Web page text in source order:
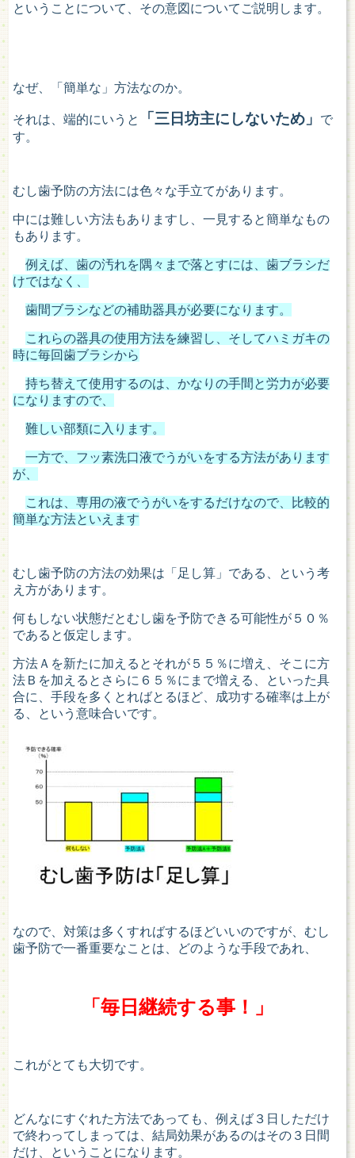
ということについて、その意図についてご説明します。
なぜ、「簡単な」方法なのか。
それは、端的にいうと 「三日坊主にしないため」
で
す。
むし歯予防の方法には色々な手立てがあります。
中には難しい方法もありますし、一見すると簡単なもの
もあります。
例えば、歯の汚れを隅々まで落とすには、歯ブラシだ
けではなく、
歯間ブラシなどの補助器具が必要になります。
これらの器具の使用方法を練習し、そしてハミガキの
時に毎回歯ブラシから
持ち替えて使用するのは、かなりの手間と労力が必要
になりますので、
難しい部類に入ります。
一方で、フッ素洗口液でうがいをする方法があります
が、
これは、専用の液でうがいをするだけなので、比較的
簡単な方法といえます
むし歯予防の方法の効果は「足し算」である、という考
え方があります。
何もしない状態だとむし歯を予防できる可能性が５０％
であると仮定します。
方法Ａを新たに加えるとそれが５５％に増え、そこに方
法Ｂを加えるとさらに６５％にまで増える、といった具
合に、手段を多くとればとるほど、成功する確率は上が
る、という意味合いです。
なので、対策は多くすればするほどいいのですが、むし
歯予防で一番重要なことは、どのような手段であれ、
「毎日継続する事！」
これがとても大切です。
どんなにすぐれた方法であっても、例えば３日しただけ
で終わってしまっては、結局効果があるのはその３日間
だけ、ということになります。